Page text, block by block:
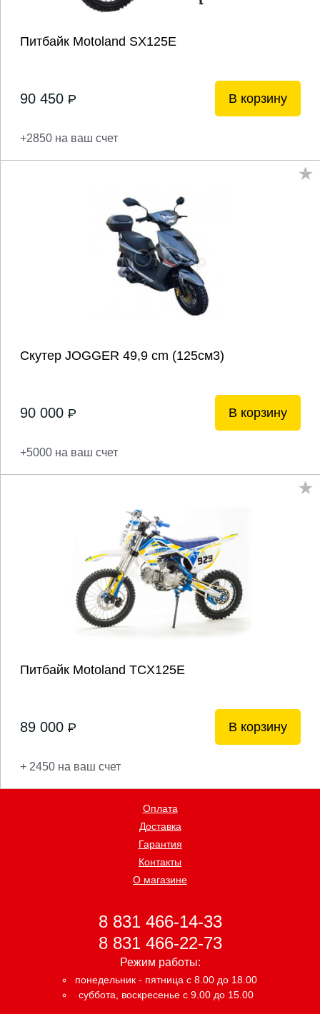
Питбайк Motoland SX125E
90 450 P В корзину
+2850 на ваш счет
Скутер JOGGER 49,9 сm (125см3)
90 000 P В корзину
+5000 на ваш счет
Питбайк Motoland ТСX125E
89 000 P В корзину
+ 2450 на ваш счет
Оплата
Доставка
Гарантия
Контакты
О магазине
8 831 466-14-33
8 831 466-22-73
Режим работы:
понедельник - пятница с 8.00 до 18.00
суббота, воскресенье с 9.00 до 15.00